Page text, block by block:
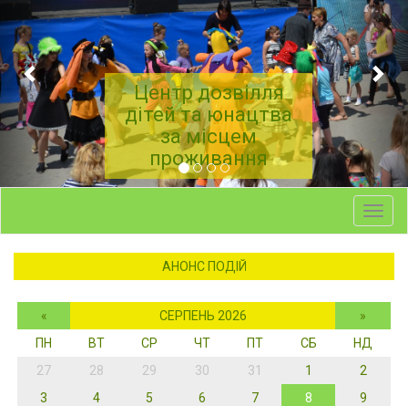
Центр дозвілля
дітей та юнацтва
за місцем
проживання
АНОНС ПОДІЙ
« СЕРПЕНЬ 2026
»
ПН
ВТ СР ЧТ ПТ СБ
НД
27
28 29 30 31 1
2
3
4 5 6 7 8
9